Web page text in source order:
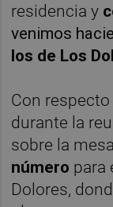
residencia y
venimos
los de Los
Con respecto
durante la
sobre la
número para
Dolores,